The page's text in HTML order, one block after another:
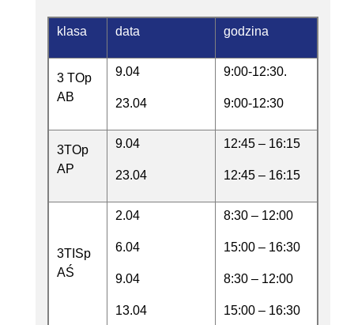
klasa data godzina
3 TOp
AB
9.04
23.04
9:00-12:30.
9:00-12:30
3TOp
AP
9.04
23.04
12:45 – 16:15
12:45 – 16:15
3TISp
AŚ
2.04
6.04
9.04
13.04
8:30 – 12:00
15:00 – 16:30
8:30 – 12:00
15:00 – 16:30